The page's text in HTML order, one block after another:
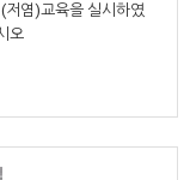
저염)교육을 실시하였
오